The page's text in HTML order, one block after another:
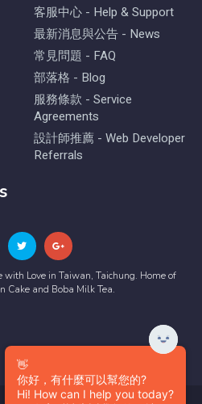
客服中心 - Help & Support
最新消息與公告 - News
常見問題 - FAQ
部落格 - Blog
服務條款 - Service
Agreements
設計師推薦 - Web Developer
Referrals
Love in Taiwan, Taichung. Home of
Cake and Boba Milk Tea.
👋
你好，有什麼可以幫您的?
Hi! How can I help you today?